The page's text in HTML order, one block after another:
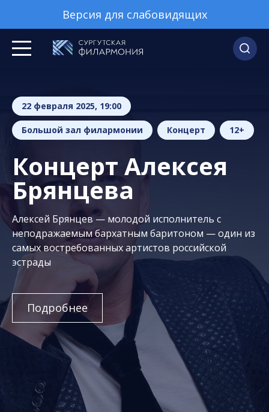
Версия для слабовидящих
22 февраля 2025, 19:00
Большой зал филармонии Концерт 12+
Концерт Алексея
Брянцева
Алексей Брянцев — молодой исполнитель с
неподражаемым бархатным баритоном — один из
самых востребованных артистов российской
эстрады
Подробнее